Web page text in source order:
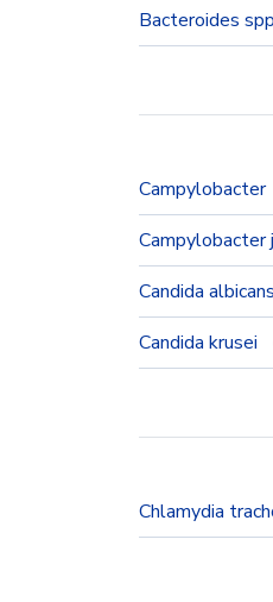
Bacteroides spp
Campylobacter
Campylobacter
Candida albicans
Candida krusei
Chlamydia